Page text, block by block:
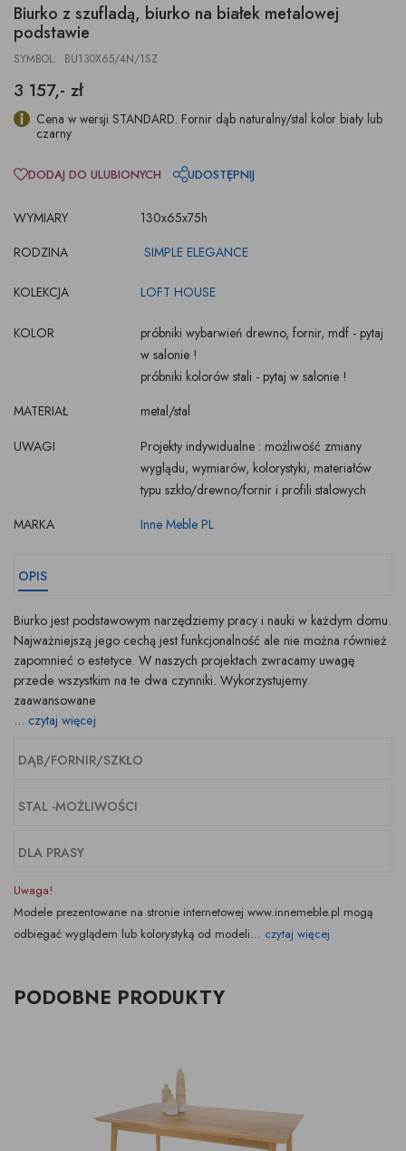
Biurko z szufladą, biurko na białek metalowej
podstawie
SYMBOL: BU130X65/4N/1SZ
3 157,- zł
Cena w wersji STANDARD. Fornir dąb naturalny/stal kolor biały lub
czarny
WYMIARY
130x65x75h
RODZINA
SIMPLE ELEGANCE
KOLEKCJA LOFT HOUSE
KOLOR
próbniki wybarwień drewno, fornir, mdf - pytaj
w salonie !
próbniki kolorów stali - pytaj w salonie !
MATERIAŁ
metal/stal
UWAGI
Projekty indywidualne : możliwość zmiany
wyglądu, wymiarów, kolorystyki, materiałów
typu szkło/drewno/fornir i profili stalowych
MARKA
Inne Meble PL
DODAJ DO ULUBIONYCH UDOSTĘPNIJ
OPIS
Biurko jest podstawowym narzędziemy pracy i nauki w każdym domu.
Najważniejszą jego cechą jest funkcjonalność ale nie można również
zapomnieć o estetyce. W naszych projektach zwracamy uwagę
przede wszystkim na te dwa czynniki. Wykorzystujemy
zaawansowane
... czytaj więcej
DĄB/FORNIR/SZKŁO
STAL -MOŻLIWOŚCI
DLA PRASY
Uwaga!
Modele prezentowane na stronie internetowej www.innemeble.pl mogą
odbiegać wyglądem lub kolorystyką od modeli... czytaj więcej
PODOBNE PRODUKTY